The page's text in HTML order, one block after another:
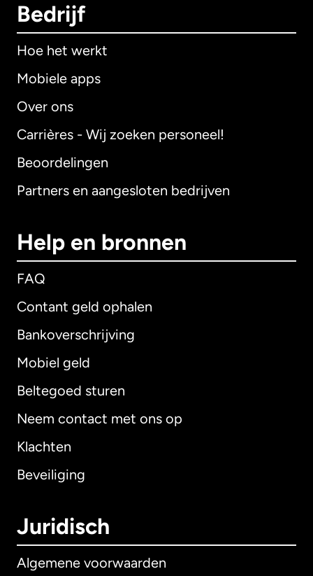
Bedrijf
Hoe het werkt
Mobiele apps
Over ons
Carrières - Wij zoeken personeel!
Beoordelingen
Partners en aangesloten bedrijven
Help en bronnen
FAQ
Contant geld ophalen
Bankoverschrijving
Mobiel geld
Beltegoed sturen
Neem contact met ons op
Klachten
Beveiliging
Juridisch
Algemene voorwaarden